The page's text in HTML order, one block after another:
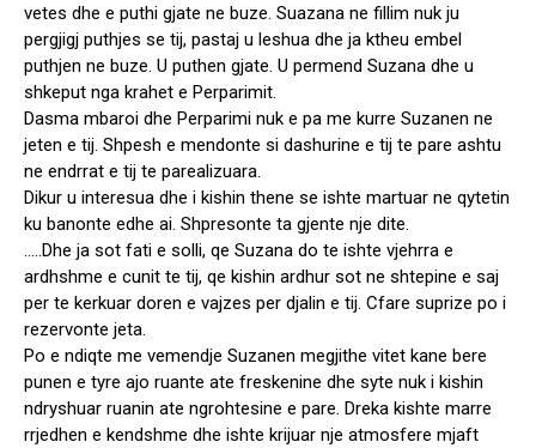
vetes dhe e puthi gjate ne buze. Suazana ne fillim nuk ju
pergjigj puthjes se tij, pastaj u leshua dhe ja ktheu embel
puthjen ne buze. U puthen gjate. U permend Suzana dhe u
shkeput nga krahet e Perparimit.
Dasma mbaroi dhe Perparimi nuk e pa me kurre Suzanen ne
jeten e tij. Shpesh e mendonte si dashurine e tij te pare ashtu
ne endrrat e tij te parealizuara.
Dikur u interesua dhe i kishin thene se ishte martuar ne qytetin
ku banonte edhe ai. Shpresonte ta gjente nje dite.
…..Dhe ja sot fati e solli, qe Suzana do te ishte vjehrra e
ardhshme e cunit te tij, qe kishin ardhur sot ne shtepine e saj
per te kerkuar doren e vajzes per djalin e tij. Cfare suprize po i
rezervonte jeta.
Po e ndiqte me vemendje Suzanen megjithe vitet kane bere
punen e tyre ajo ruante ate freskenine dhe syte nuk i kishin
ndryshuar ruanin ate ngrohtesine e pare. Dreka kishte marre
rrjedhen e kendshme dhe ishte krijuar nje atmosfere mjaft